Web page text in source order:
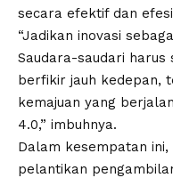
secara efektif dan
“Jadikan inovasi
Saudara-saudari
berfikir jauh kedepan,
kemajuan yang
4.0,” imbuhnya.
Dalam kesempatan
pelantikan